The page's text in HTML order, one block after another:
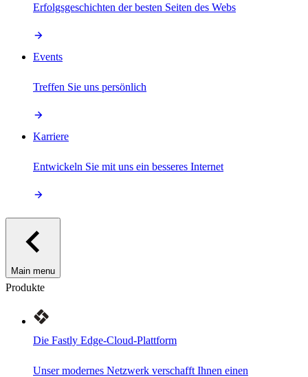
Erfolgsgeschichten der besten Seiten des Webs
Events
Treffen Sie uns persönlich
Karriere
Entwickeln Sie mit uns ein besseres Internet
Main menu
Produkte
Die Fastly Edge-Cloud-Plattform
Unser modernes Netzwerk verschafft Ihnen einen